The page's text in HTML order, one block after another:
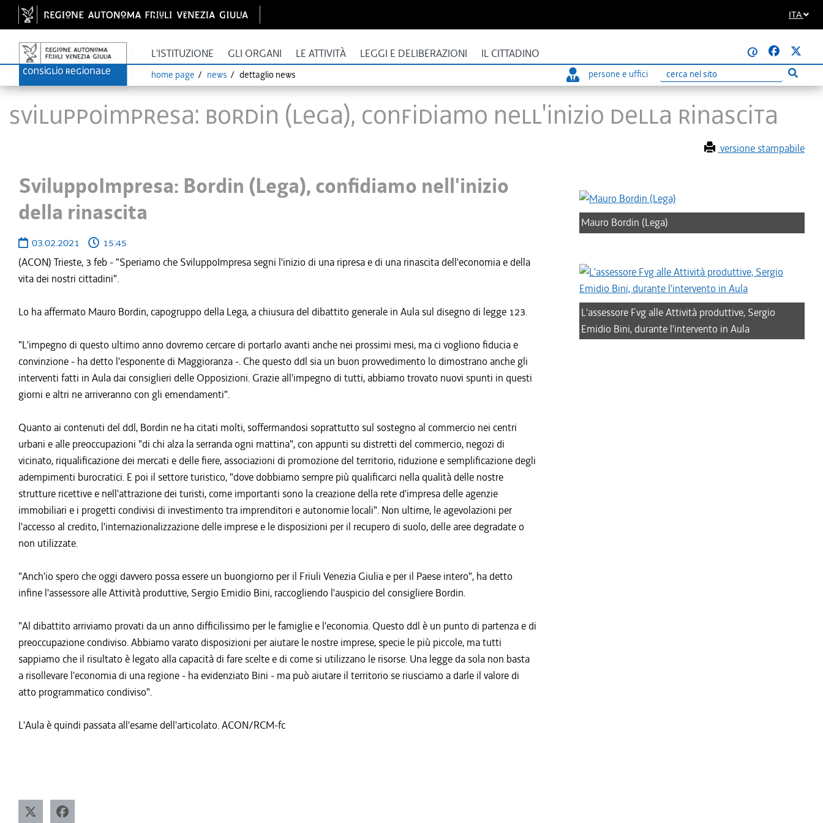
ITA
L'ISTITUZIONE GLI ORGANI LE ATTIVITÀ LEGGI E DELIBERAZIONI IL CITTADINO @
home page news dettaglio news persone e uffici
Ricerca Esegui
SviluppoImpresa: Bordin (Lega), confidiamo nell'inizio della rinascita
versione stampabile
SviluppoImpresa: Bordin (Lega), confidiamo nell'inizio
della rinascita
03.02.2021
15:45
(ACON) Trieste, 3 feb - "Speriamo che SviluppoImpresa segni l'inizio di una ripresa e di una rinascita dell'economia e della
vita dei nostri cittadini".
Lo ha affermato Mauro Bordin, capogruppo della Lega, a chiusura del dibattito generale in Aula sul disegno di legge 123.
"L'impegno di questo ultimo anno dovremo cercare di portarlo avanti anche nei prossimi mesi, ma ci vogliono fiducia e
convinzione - ha detto l'esponente di Maggioranza -. Che questo ddl sia un buon provvedimento lo dimostrano anche gli
interventi fatti in Aula dai consiglieri delle Opposizioni. Grazie all'impegno di tutti, abbiamo trovato nuovi spunti in questi
giorni e altri ne arriveranno con gli emendamenti".
Quanto ai contenuti del ddl, Bordin ne ha citati molti, soffermandosi soprattutto sul sostegno al commercio nei centri
urbani e alle preoccupazioni "di chi alza la serranda ogni mattina", con appunti su distretti del commercio, negozi di
vicinato, riqualificazione dei mercati e delle fiere, associazioni di promozione del territorio, riduzione e semplificazione degli
adempimenti burocratici. E poi il settore turistico, "dove dobbiamo sempre più qualificarci nella qualità delle nostre
strutture ricettive e nell'attrazione dei turisti, come importanti sono la creazione della rete d'impresa delle agenzie
immobiliari e i progetti condivisi di investimento tra imprenditori e autonomie locali". Non ultime, le agevolazioni per
l'accesso al credito, l'internazionalizzazione delle imprese e le disposizioni per il recupero di suolo, delle aree degradate o
non utilizzate.
"Anch'io spero che oggi davvero possa essere un buongiorno per il Friuli Venezia Giulia e per il Paese intero", ha detto
infine l'assessore alle Attività produttive, Sergio Emidio Bini, raccogliendo l'auspicio del consigliere Bordin.
"Al dibattito arriviamo provati da un anno difficilissimo per le famiglie e l'economia. Questo ddl è un punto di partenza e di
preoccupazione condiviso. Abbiamo varato disposizioni per aiutare le nostre imprese, specie le più piccole, ma tutti
sappiamo che il risultato è legato alla capacità di fare scelte e di come si utilizzano le risorse. Una legge da sola non basta
a risollevare l'economia di una regione - ha evidenziato Bini - ma può aiutare il territorio se riusciamo a darle il valore di
atto programmatico condiviso".
L'Aula è quindi passata all'esame dell'articolato. ACON/RCM-fc
Mauro Bordin (Lega)
L'assessore Fvg alle Attività produttive, Sergio
Emidio Bini, durante l'intervento in Aula